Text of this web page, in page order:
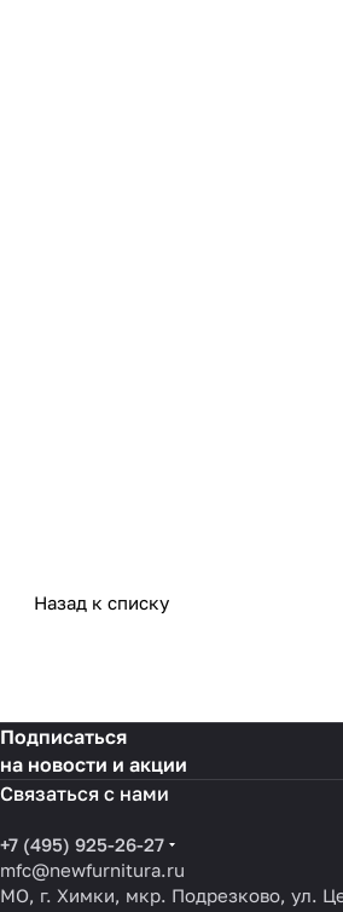
Назад к списку
Подписаться
на новости и акции
Связаться с нами
+7 (495) 925-26-27
mfc@newfurnitura.ru
МО, г. Химки, мкр. Подрезково, ул.